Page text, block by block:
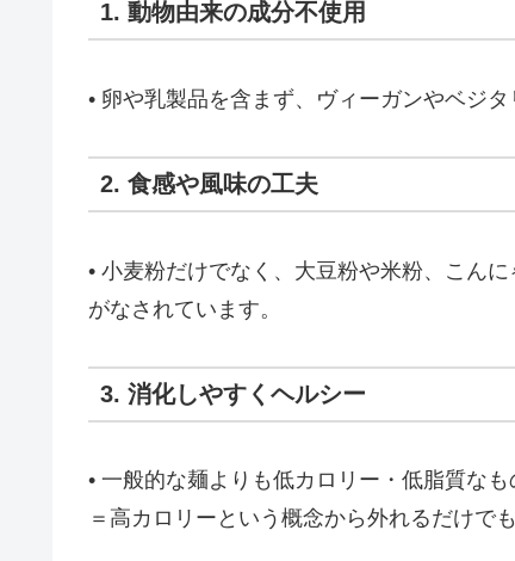
1. 動物由来の成分不使用
• 卵や乳製品を含まず、ヴィーガンやベジ
2. 食感や風味の工夫
• 小麦粉だけでなく、大豆粉や米粉、こん
がなされています。
3. 消化しやすくヘルシー
• 一般的な麺よりも低カロリー・低脂質な
＝高カロリーという概念から外れるだけで